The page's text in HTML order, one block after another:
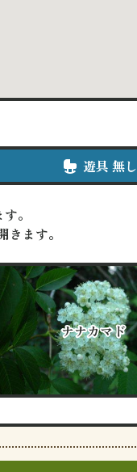
crib 遊具 無し
。
ます。
ナナカマド
ナナカマド